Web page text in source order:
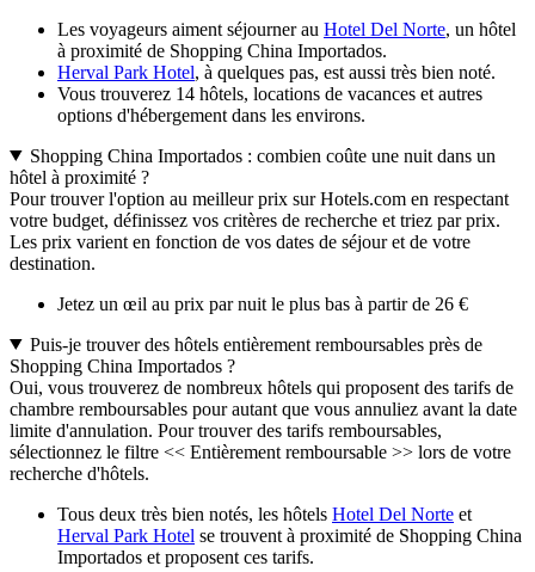
Les voyageurs aiment séjourner au Hotel Del Norte, un hôtel
à proximité de Shopping China Importados.
Herval Park Hotel, à quelques pas, est aussi très bien noté.
Vous trouverez 14 hôtels, locations de vacances et autres
options d'hébergement dans les environs.
Shopping China Importados : combien coûte une nuit dans un
hôtel à proximité ?
Pour trouver l'option au meilleur prix sur Hotels.com en respectant
votre budget, définissez vos critères de recherche et triez par prix.
Les prix varient en fonction de vos dates de séjour et de votre
destination.
Jetez un œil au prix par nuit le plus bas à partir de 26 €
Puis-je trouver des hôtels entièrement remboursables près de
Shopping China Importados ?
Oui, vous trouverez de nombreux hôtels qui proposent des tarifs de
chambre remboursables pour autant que vous annuliez avant la date
limite d'annulation. Pour trouver des tarifs remboursables,
sélectionnez le filtre << Entièrement remboursable >> lors de votre
recherche d'hôtels.
Tous deux très bien notés, les hôtels Hotel Del Norte et
Herval Park Hotel se trouvent à proximité de Shopping China
Importados et proposent ces tarifs.